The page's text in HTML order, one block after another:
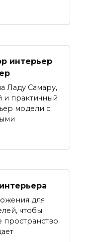
интерьер
Ладу Самару,
и практичный
модели с
для
чтобы
пространство.